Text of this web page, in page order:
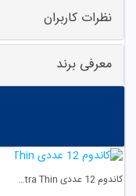
نظرات کاربران
معرفی برند
کاندوم 12 عددی Ultra Thin ایکس دریم